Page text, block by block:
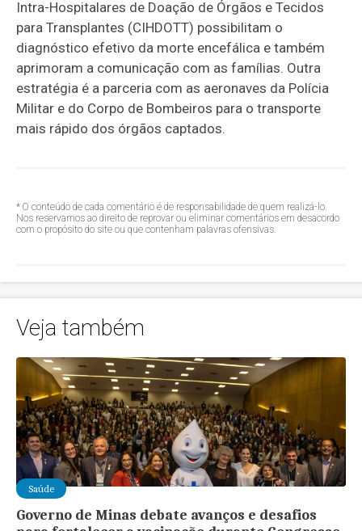
Intra-Hospitalares de Doação de Órgãos e Tecidos
para Transplantes (CIHDOTT) possibilitam o
diagnóstico efetivo da morte encefálica e também
aprimoram a comunicação com as famílias. Outra
estratégia é a parceria com as aeronaves da Polícia
Militar e do Corpo de Bombeiros para o transporte
mais rápido dos órgãos captados.
* O conteúdo de cada comentário é de responsabilidade de quem realizá-lo.
Nos reservamos ao direito de reprovar ou eliminar comentários em desacordo
com o propósito do site ou que contenham palavras ofensivas.
Veja também
Saúde
Governo de Minas debate avanços e desafios